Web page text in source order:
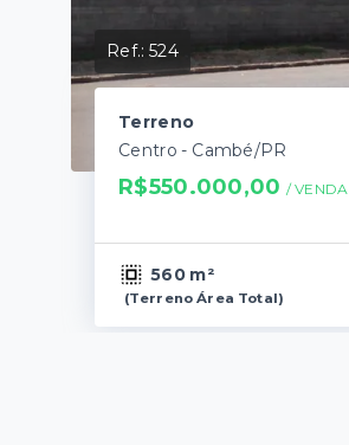
Ref.:524
Terreno
Centro - Cambé/PR
R$550.000,00 / VENDA
560 m²
(Terreno Área Total)